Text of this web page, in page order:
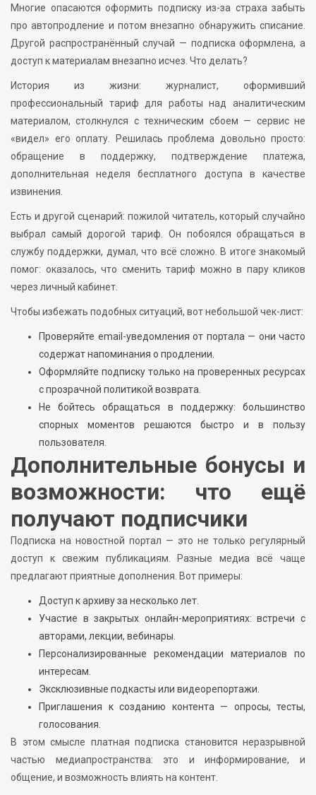
Многие опасаются оформить подписку из-за страха забыть
про автопродление и потом внезапно обнаружить списание.
Другой распространённый случай — подписка оформлена, а
доступ к материалам внезапно исчез. Что делать?
История из жизни: журналист, оформивший
профессиональный тариф для работы над аналитическим
материалом, столкнулся с техническим сбоем — сервис не
«видел» его оплату. Решилась проблема довольно просто:
обращение в поддержку, подтверждение платежа,
дополнительная неделя бесплатного доступа в качестве
извинения.
Есть и другой сценарий: пожилой читатель, который случайно
выбрал самый дорогой тариф. Он побоялся обращаться в
службу поддержки, думал, что всё сложно. В итоге знакомый
помог: оказалось, что сменить тариф можно в пару кликов
через личный кабинет.
Чтобы избежать подобных ситуаций, вот небольшой чек-лист:
Проверяйте email-уведомления от портала — они часто
содержат напоминания о продлении.
Оформляйте подписку только на проверенных ресурсах
с прозрачной политикой возврата.
Не бойтесь обращаться в поддержку: большинство
спорных моментов решаются быстро и в пользу
пользователя.
Дополнительные бонусы и
возможности: что ещё
получают подписчики
Подписка на новостной портал — это не только регулярный
доступ к свежим публикациям. Разные медиа всё чаще
предлагают приятные дополнения. Вот примеры:
Доступ к архиву за несколько лет.
Участие в закрытых онлайн-мероприятиях: встречи с
авторами, лекции, вебинары.
Персонализированные рекомендации материалов по
интересам.
Эксклюзивные подкасты или видеорепортажи.
Приглашения к созданию контента — опросы, тесты,
голосования.
В этом смысле платная подписка становится неразрывной
частью медиапространства: это и информирование, и
общение, и возможность влиять на контент.